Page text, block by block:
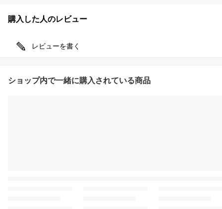
購入した人のレビュー
レビューを書く
ショップ内で一緒に購入されている商品